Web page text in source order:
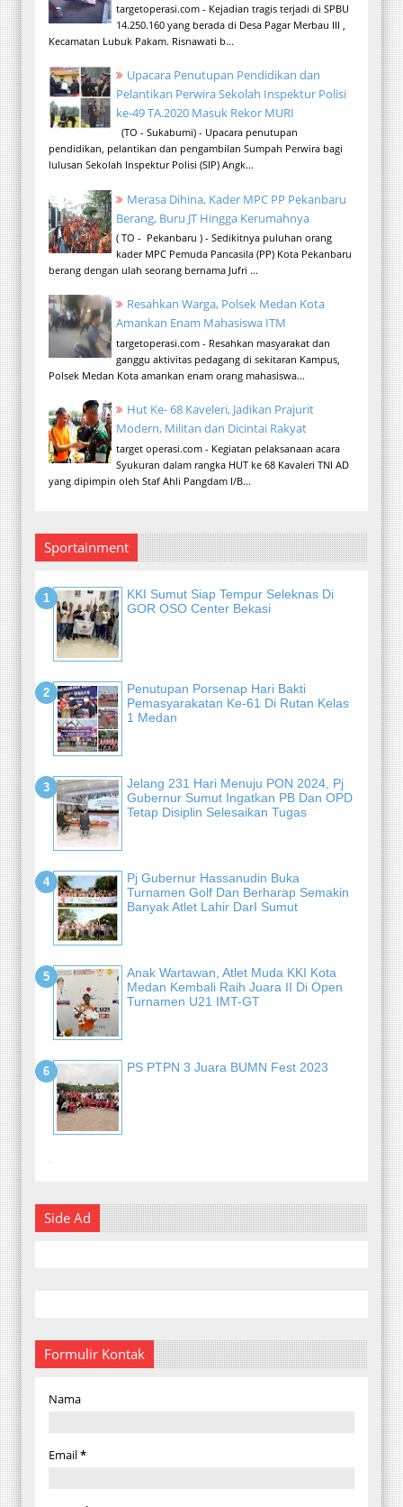
targetoperasi.com - Kejadian tragis terjadi di SPBU
14.250.160 yang berada di Desa Pagar Merbau III ,
Kecamatan Lubuk Pakam. Risnawati b...
Upacara Penutupan Pendidikan dan
Pelantikan Perwira Sekolah Inspektur Polisi
ke-49 TA.2020 Masuk Rekor MURI
(TO - Sukabumi) - Upacara penutupan
pendidikan, pelantikan dan pengambilan Sumpah Perwira bagi
lulusan Sekolah Inspektur Polisi (SIP) Angk...
Merasa Dihina, Kader MPC PP Pekanbaru
Berang, Buru JT Hingga Kerumahnya
( TO - Pekanbaru ) - Sedikitnya puluhan orang
kader MPC Pemuda Pancasila (PP) Kota Pekanbaru
berang dengan ulah seorang bernama Jufri ...
Resahkan Warga, Polsek Medan Kota
Amankan Enam Mahasiswa ITM
targetoperasi.com - Resahkan masyarakat dan
ganggu aktivitas pedagang di sekitaran Kampus,
Polsek Medan Kota amankan enam orang mahasiswa...
Hut Ke- 68 Kaveleri, Jadikan Prajurit
Modern, Militan dan Dicintai Rakyat
target operasi.com - Kegiatan pelaksanaan acara
Syukuran dalam rangka HUT ke 68 Kavaleri TNI AD
yang dipimpin oleh Staf Ahli Pangdam I/B...
Sportainment
KKI Sumut Siap Tempur Seleknas Di
GOR OSO Center Bekasi
Penutupan Porsenap Hari Bakti
Pemasyarakatan Ke-61 Di Rutan Kelas
1 Medan
Jelang 231 Hari Menuju PON 2024, Pj
Gubernur Sumut Ingatkan PB Dan OPD
Tetap Disiplin Selesaikan Tugas
Pj Gubernur Hassanudin Buka
Turnamen Golf Dan Berharap Semakin
Banyak Atlet Lahir DarI Sumut
Anak Wartawan, Atlet Muda KKI Kota
Medan Kembali Raih Juara II Di Open
Turnamen U21 IMT-GT
PS PTPN 3 Juara BUMN Fest 2023
-
Side Ad
Formulir Kontak
Nama
Email*